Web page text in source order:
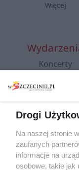
Więcej
Koncerty
Spacery i
targi
Wernisaże
Więcej
Drogi
Na naszej stronie
zaufanych
informacje na
osobowe, takie jak